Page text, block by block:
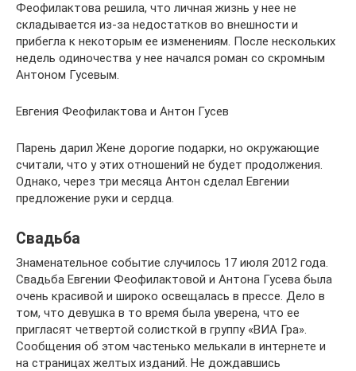
Феофилактова решила, что личная жизнь у нее не
складывается из-за недостатков во внешности и
прибегла к некоторым ее изменениям. После нескольких
недель одиночества у нее начался роман со скромным
Антоном Гусевым.
Евгения Феофилактова и Антон Гусев
Парень дарил Жене дорогие подарки, но окружающие
считали, что у этих отношений не будет продолжения.
Однако, через три месяца Антон сделал Евгении
предложение руки и сердца.
Свадьба
Знаменательное событие случилось 17 июля 2012 года.
Свадьба Евгении Феофилактовой и Антона Гусева была
очень красивой и широко освещалась в прессе. Дело в
том, что девушка в то время была уверена, что ее
пригласят четвертой солисткой в группу «ВИА Гра».
Сообщения об этом частенько мелькали в интернете и
на страницах желтых изданий. Не дождавшись